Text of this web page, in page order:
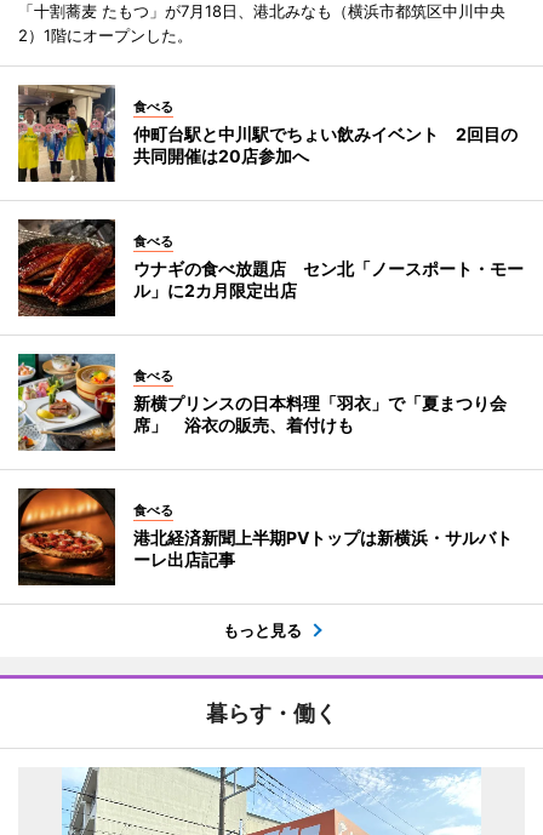
「十割蕎麦 たもつ」が7月18日、港北みなも（横浜市都筑区中川中央
2）1階にオープンした。
食べる
仲町台駅と中川駅でちょい飲みイベント 2回目の
共同開催は20店参加へ
食べる
ウナギの食べ放題店 セン北「ノースポート・モー
ル」に2カ月限定出店
食べる
新横プリンスの日本料理「羽衣」で「夏まつり会
席」 浴衣の販売、着付けも
食べる
港北経済新聞上半期PVトップは新横浜・サルバト
ーレ出店記事
もっと見る
暮らす・働く